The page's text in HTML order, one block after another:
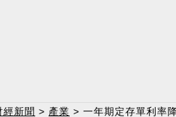
經新聞 > 產業 > 一年期定存單利率